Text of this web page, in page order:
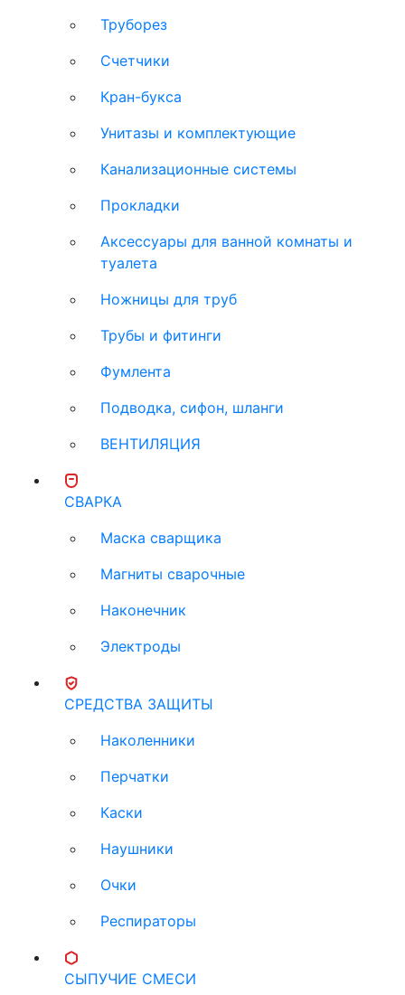
Труборез
Счетчики
Кран-букса
Унитазы и комплектующие
Канализационные системы
Прокладки
Аксессуары для ванной комнаты и
туалета
Ножницы для труб
Трубы и фитинги
Фумлента
Подводка, сифон, шланги
ВЕНТИЛЯЦИЯ
СВАРКА
Маска сварщика
Магниты сварочные
Наконечник
Электроды
СРЕДСТВА ЗАЩИТЫ
Наколенники
Перчатки
Каски
Наушники
Очки
Респираторы
СЫПУЧИЕ СМЕСИ